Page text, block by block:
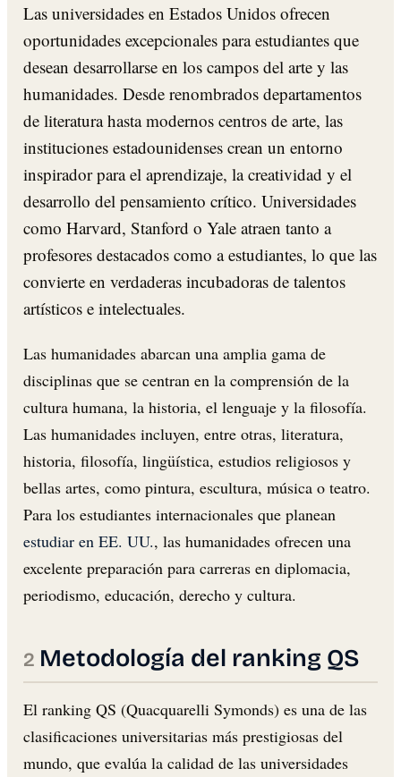
Las universidades en Estados Unidos ofrecen
oportunidades excepcionales para estudiantes que
desean desarrollarse en los campos del arte y las
humanidades. Desde renombrados departamentos
de literatura hasta modernos centros de arte, las
instituciones estadounidenses crean un entorno
inspirador para el aprendizaje, la creatividad y el
desarrollo del pensamiento crítico. Universidades
como Harvard, Stanford o Yale atraen tanto a
profesores destacados como a estudiantes, lo que las
convierte en verdaderas incubadoras de talentos
artísticos e intelectuales.
Las humanidades abarcan una amplia gama de
disciplinas que se centran en la comprensión de la
cultura humana, la historia, el lenguaje y la filosofía.
Las humanidades incluyen, entre otras, literatura,
historia, filosofía, lingüística, estudios religiosos y
bellas artes, como pintura, escultura, música o teatro.
Para los estudiantes internacionales que planean
estudiar en EE. UU., las humanidades ofrecen una
excelente preparación para carreras en diplomacia,
periodismo, educación, derecho y cultura.
Metodología del ranking QS
El ranking QS (Quacquarelli Symonds) es una de las
clasificaciones universitarias más prestigiosas del
mundo, que evalúa la calidad de las universidades